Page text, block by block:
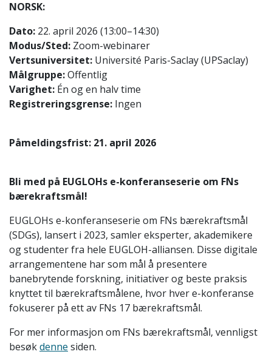
NORSK:
Dato: 22. april 2026 (13:00–14:30)
Modus/Sted: Zoom-webinarer
Vertsuniversitet: Université Paris-Saclay (UPSaclay)
Målgruppe:Offentlig
Varighet: Én og en halv time
Registreringsgrense: Ingen
Påmeldingsfrist: 21. april 2026
Bli med på EUGLOHs e-konferanseserie om FNs
bærekraftsmål!
EUGLOHs e-konferanseserie om FNs bærekraftsmål
(SDGs), lansert i 2023, samler eksperter, akademikere
og studenter fra hele EUGLOH-alliansen. Disse digitale
arrangementene har som mål å presentere
banebrytende forskning, initiativer og beste praksis
knyttet til bærekraftsmålene, hvor hver e-konferanse
fokuserer på ett av FNs 17 bærekraftsmål.
For mer informasjon om FNs bærekraftsmål, vennligst
besøkdenne siden.